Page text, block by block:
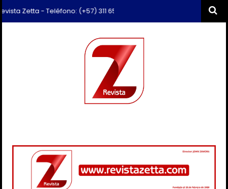
Zetta - Teléfono: (+57) 311 659 6374 - Correo: